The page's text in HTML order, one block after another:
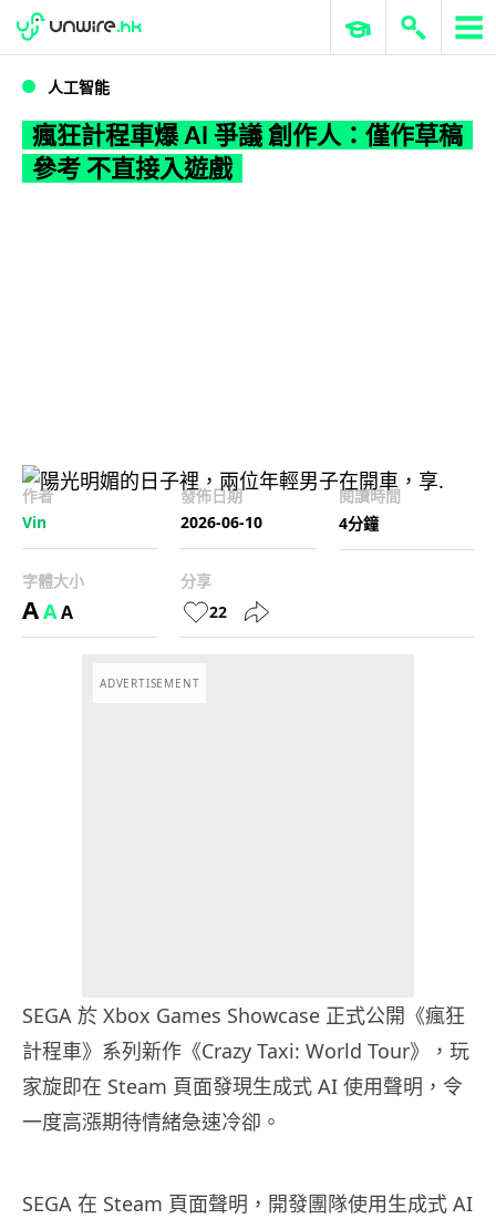
WWDC 2026 ERP 與商業 AI
人工智能
瘋狂計程車爆 AI 爭議 創作人：僅作草稿
參考 不直接入遊戲
作者
Vin
發佈日期
2026-06-10
閱讀時間
4分鐘
字體大小
AAA
分享
22
ADVERTISEMENT
SEGA 於 Xbox Games Showcase 正式公開《瘋狂
計程車》系列新作《Crazy Taxi: World Tour》，玩
家旋即在 Steam 頁面發現生成式 AI 使用聲明，令
一度高漲期待情緒急速冷卻。
SEGA 在 Steam 頁面聲明，開發團隊使用生成式 AI